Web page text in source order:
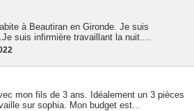
à Beautiran en Gironde. Je suis
suis infirmière travaillant la nuit....
mon fils de 3 ans. Idéalement un 3 pièces
sur sophia. Mon budget est...